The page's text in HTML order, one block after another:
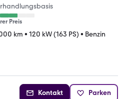
Preis
km • 120 kW (163 PS) • Benzin
Kontakt Parken